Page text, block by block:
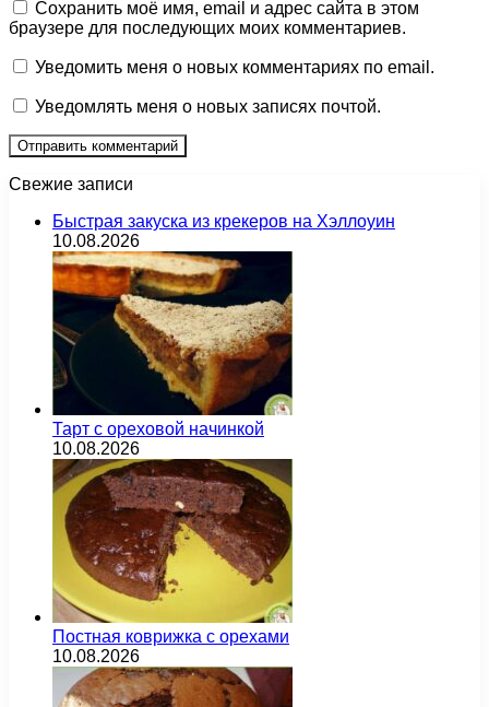
Сохранить моё имя, email и адрес сайта в этом
браузере для последующих моих комментариев.
Уведомить меня о новых комментариях по email.
Уведомлять меня о новых записях почтой.
Свежие записи
Быстрая закуска из крекеров на Хэллоуин
10.08.2026
Тарт с ореховой начинкой
10.08.2026
Постная коврижка с орехами
10.08.2026